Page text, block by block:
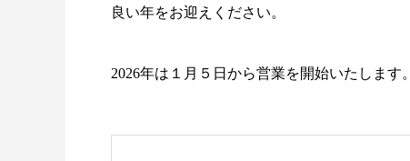
良い年をお迎えください。
2026年は１月５日から営業を開始いたします。